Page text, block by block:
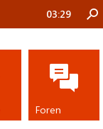
03:29
Foren